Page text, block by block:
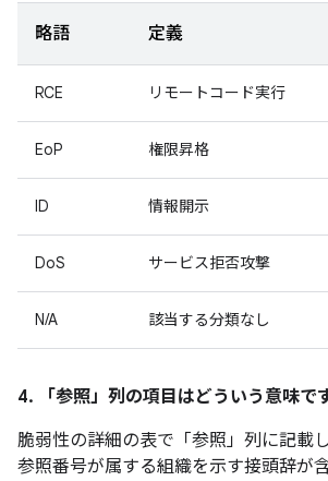
略語 定義
RCE リモートコード実行
EoP 権限昇格
ID 情報開示
DoS サービス拒否攻撃
N/A 該当する分類なし
4. 「参照」 列の項目はどういう意味で
脆弱性の詳細の表で「参照」 列に記載
参照番号が属する組織を示す接頭辞が